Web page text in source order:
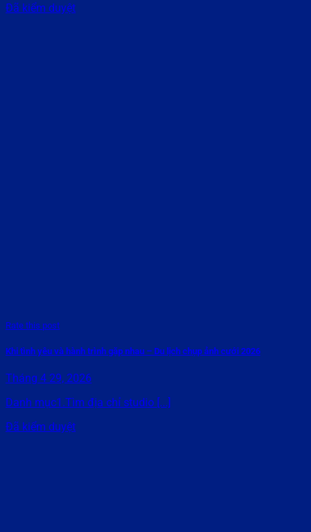
Đã kiểm duyệt
Rate this post
Khi tình yêu và hành trình gặp nhau – Du lịch chụp ảnh cưới 2026
Tháng 4 29, 2026
Danh mục1.Tìm địa chỉ studio [...]
Đã kiểm duyệt